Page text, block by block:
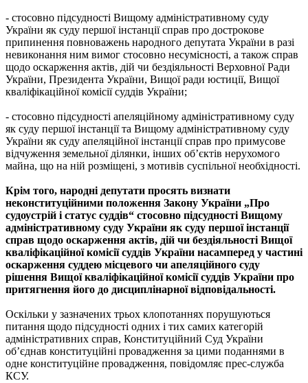
- стосовно підсудності Вищому адміністративному суду
України як суду першої інстанції справ про дострокове
припинення повноважень народного депутата України в разі
невиконання ним вимог стосовно несумісності, а також справ
щодо оскарження актів, дій чи бездіяльності Верховної Ради
України, Президента України, Вищої ради юстиції, Вищої
кваліфікаційної комісії суддів України;
- стосовно підсудності апеляційному адміністративному суду
як суду першої інстанції та Вищому адміністративному суду
України як суду апеляційної інстанції справ про примусове
відчуження земельної ділянки, інших об’єктів нерухомого
майна, що на ній розміщені, з мотивів суспільної необхідності.
Крім того, народні депутати просять визнати
неконституційними положення Закону України „Про
судоустрій і статус суддів“ стосовно підсудності Вищому
адміністративному суду України як суду першої інстанції
справ щодо оскарження актів, дій чи бездіяльності Вищої
кваліфікаційної комісії суддів України насамперед у частині
оскарження суддею місцевого чи апеляційного суду
рішення Вищої кваліфікаційної комісії суддів України про
притягнення його до дисциплінарної відповідальності.
Оскільки у зазначених трьох клопотаннях порушуються
питання щодо підсудності одних і тих самих категорій
адміністративних справ, Конституційний Суд України
об’єднав конституційні провадження за цими поданнями в
одне конституційне провадження, повідомляє прес-служба
КСУ.